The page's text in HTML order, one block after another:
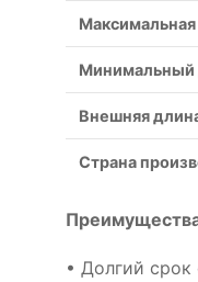
Минимальный
Внешняя
Страна
• Долгий